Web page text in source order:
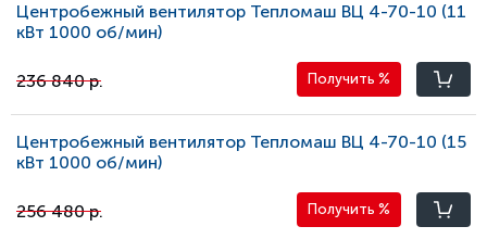
Центробежный вентилятор Тепломаш ВЦ 4-70-10 (11
кВт 1000 oб/мин)
236 840 р. Получить %
Центробежный вентилятор Тепломаш ВЦ 4-70-10 (15
кВт 1000 oб/мин)
256 480 р. Получить %